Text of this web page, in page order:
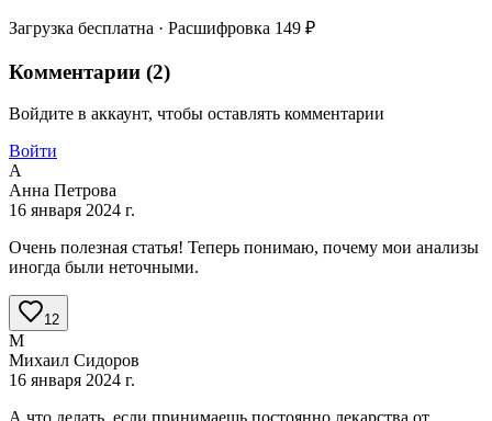
Загрузка бесплатна · Расшифровка 149 ₽
Комментарии (2)
Войдите в аккаунт, чтобы оставлять комментарии
Войти
А
Анна Петрова
16 января 2024 г.
Очень полезная статья! Теперь понимаю, почему мои анализы
иногда были неточными.
12
М
Михаил Сидоров
16 января 2024 г.